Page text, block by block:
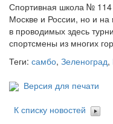
Спортивная школа № 114
Москве и России, но и
в проводимых здесь
спортсмены из многих
Теги: самбо, Зеленоград,
Версия для печати
К списку новостей